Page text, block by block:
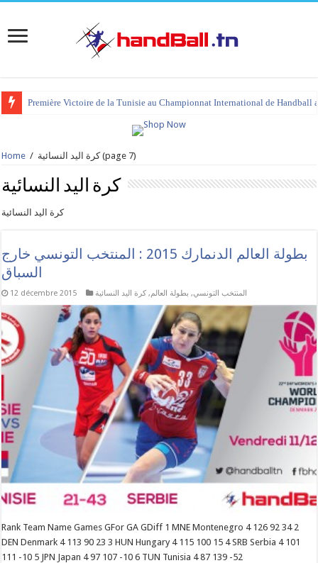
tournoi international Hammamet 2023 : programme et liste des joueurs
Home / كرة اليد النسائية(page 7)
كرة اليد النسائية
كرة اليد النسائية
بطولة العالم الدنمارك 2015 : المنتخب التونسي خارج
السباق
12 décembre 2015 المنتخب التونسي, بطولة العالم, كرة اليد النسائية
Rank Team Name Games GFor GA GDiff 1 MNE Montenegro 4 126 92 34 2
DEN Denmark 4 113 90 23 3 HUN Hungary 4 115 100 15 4 SRB Serbia 4 101
111 -10 5 JPN Japan 4 97 107 -10 6 TUN Tunisia 4 87 139 -52